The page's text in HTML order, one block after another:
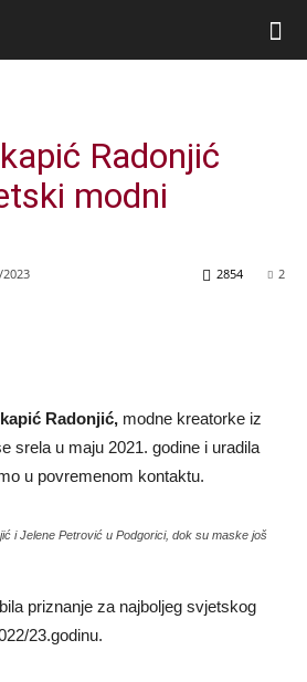
Radonjić
modni
2
2854
Radonjić, modne kreatorke iz
srela u maju 2021. godine i uradila
u povremenom kontaktu.
i Jelene Petrović u Podgorici, dok su maske još
priznanje za najboljeg svjetskog
23.godinu.